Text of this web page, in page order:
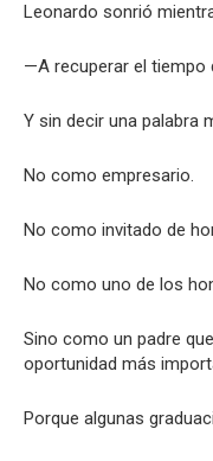
Leonardo sonrió
—A recuperar el tiempo
Y sin decir una palabra
No como empresario.
No como invitado de
No como uno de los
Sino como un padre
oportunidad más
Porque algunas